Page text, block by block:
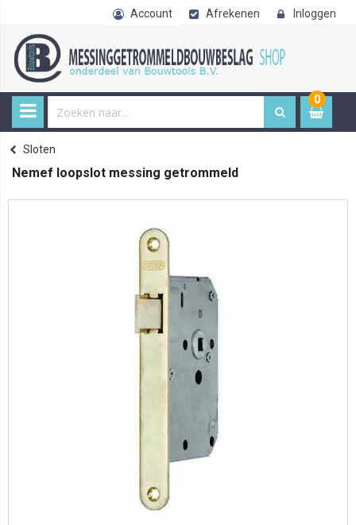
Account Afrekenen Inloggen
0
item
Home
Sloten
Nemef loopslot messing getrommeld